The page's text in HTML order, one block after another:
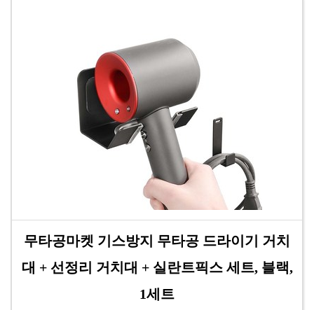
무타공마켓 기스방지 무타공 드라이기 거치
대 + 선정리 거치대 + 실란트픽스 세트, 블랙,
1세트